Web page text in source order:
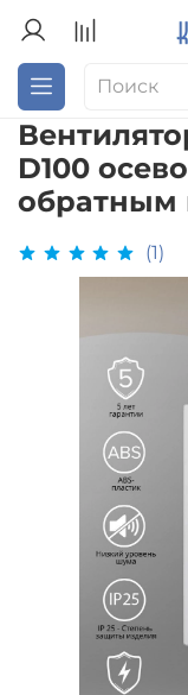
D100
обратным
(1)